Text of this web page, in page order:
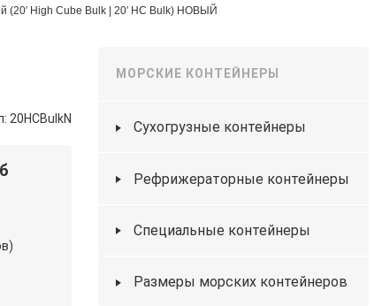
(20′ High Cube Bulk | 20′ HC Bulk) НОВЫЙ
20HCBulkN
МОРСКИЕ КОНТЕЙНЕРЫ
Сухогрузные контейнеры
Рефрижераторные контейнеры
Специальные контейнеры
Размеры морских контейнеров